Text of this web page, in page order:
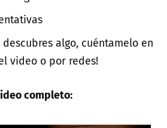
descubres algo, cuéntamelo en
video o por redes!
completo: